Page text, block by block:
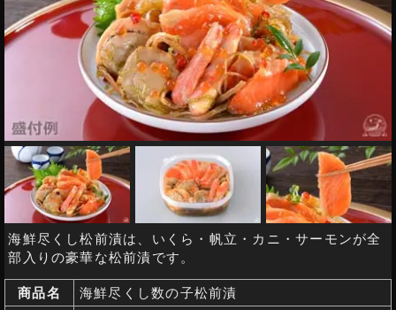
海鮮尽くし松前漬は、いくら・帆立・カニ・サーモンが全
部入りの豪華な松前漬です。
商品名 海鮮尽くし数の子松前漬